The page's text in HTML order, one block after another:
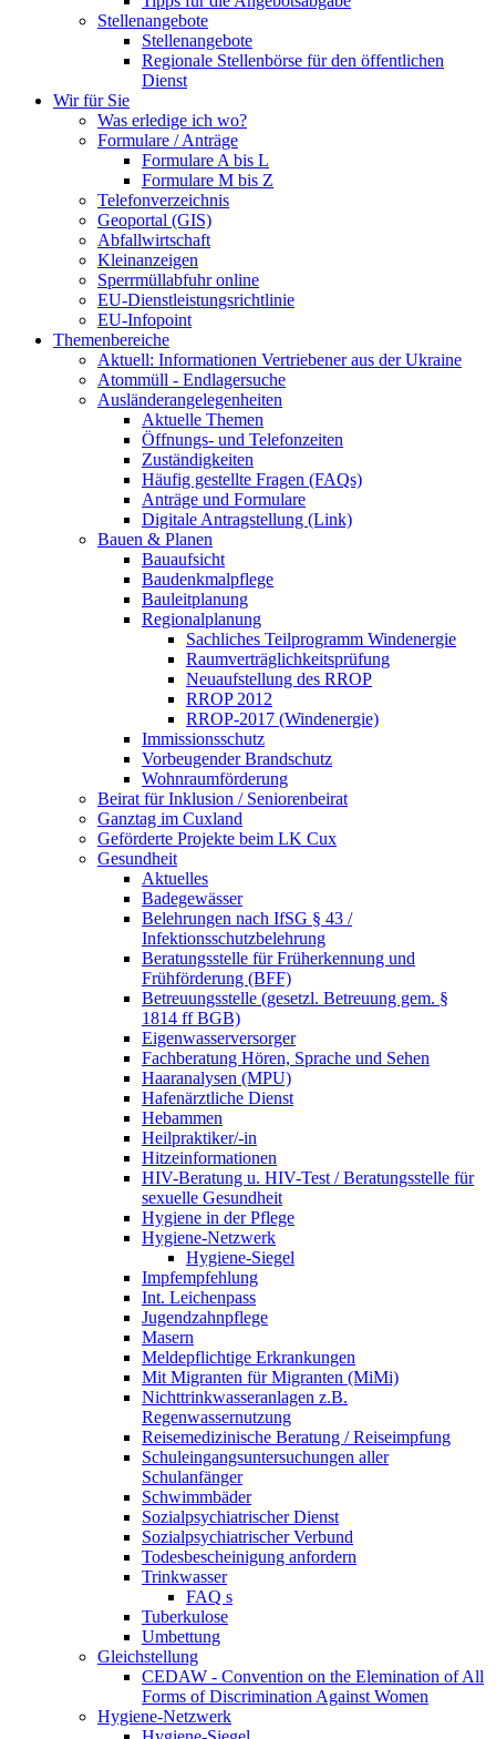
Stellenangebote
Stellenangebote
Regionale Stellenbörse für den öffentlichen
Dienst
Wir für Sie
Was erledige ich wo?
Formulare / Anträge
Formulare A bis L
Formulare M bis Z
Telefonverzeichnis
Geoportal (GIS)
Abfallwirtschaft
Kleinanzeigen
Sperrmüllabfuhr online
EU-Dienstleistungsrichtlinie
EU-Infopoint
Themenbereiche
Aktuell: Informationen Vertriebener aus der Ukraine
Atommüll - Endlagersuche
Ausländerangelegenheiten
Aktuelle Themen
Öffnungs- und Telefonzeiten
Zuständigkeiten
Häufig gestellte Fragen (FAQs)
Anträge und Formulare
Digitale Antragstellung (Link)
Bauen & Planen
Bauaufsicht
Baudenkmalpflege
Bauleitplanung
Regionalplanung
Sachliches Teilprogramm Windenergie
Raumverträglichkeitsprüfung
Neuaufstellung des RROP
RROP 2012
RROP-2017 (Windenergie)
Immissionsschutz
Vorbeugender Brandschutz
Wohnraumförderung
Beirat für Inklusion / Seniorenbeirat
Ganztag im Cuxland
Geförderte Projekte beim LK Cux
Gesundheit
Aktuelles
Badegewässer
Belehrungen nach IfSG § 43 /
Infektionsschutzbelehrung
Beratungsstelle für Früherkennung und
Frühförderung (BFF)
Betreuungsstelle (gesetzl. Betreuung gem. §
1814 ff BGB)
Eigenwasserversorger
Fachberatung Hören, Sprache und Sehen
Haaranalysen (MPU)
Hafenärztliche Dienst
Hebammen
Heilpraktiker/-in
Hitzeinformationen
HIV-Beratung u. HIV-Test / Beratungsstelle für
sexuelle Gesundheit
Hygiene in der Pflege
Hygiene-Netzwerk
Hygiene-Siegel
Impfempfehlung
Int. Leichenpass
Jugendzahnpflege
Masern
Meldepflichtige Erkrankungen
Mit Migranten für Migranten (MiMi)
Nichttrinkwasseranlagen z.B.
Regenwassernutzung
Reisemedizinische Beratung / Reiseimpfung
Schuleingangsuntersuchungen aller
Schulanfänger
Schwimmbäder
Sozialpsychiatrischer Dienst
Sozialpsychiatrischer Verbund
Todesbescheinigung anfordern
Trinkwasser
FAQ s
Tuberkulose
Umbettung
Gleichstellung
CEDAW - Convention on the Elemination of All
Forms of Discrimination Against Women
Hygiene-Netzwerk